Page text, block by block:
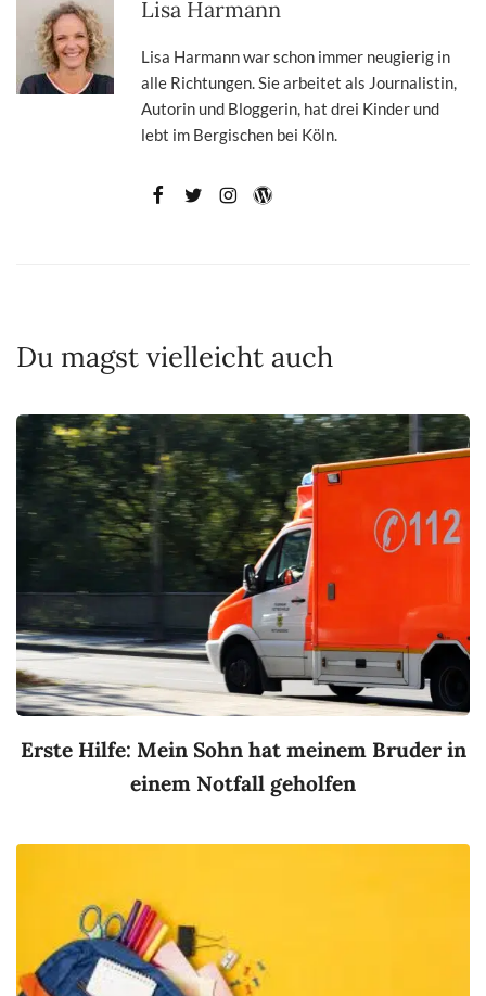
Lisa Harmann
Lisa Harmann war schon immer neugierig in
alle Richtungen. Sie arbeitet als Journalistin,
Autorin und Bloggerin, hat drei Kinder und
lebt im Bergischen bei Köln.
Du magst vielleicht auch
Erste Hilfe: Mein Sohn hat meinem Bruder in
einem Notfall geholfen